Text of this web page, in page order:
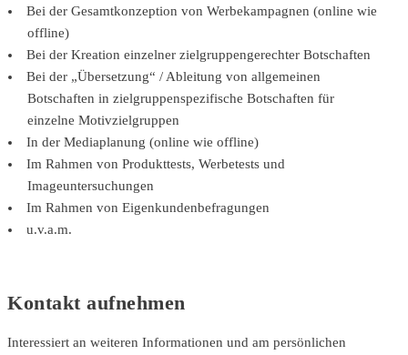
Bei der Gesamtkonzeption von Werbekampagnen (online wie
offline)
Bei der Kreation einzelner zielgruppengerechter Botschaften
Bei der „Übersetzung“ / Ableitung von allgemeinen
Botschaften in zielgruppenspezifische Botschaften für
einzelne Motivzielgruppen
In der Mediaplanung (online wie offline)
Im Rahmen von Produkttests, Werbetests und
Imageuntersuchungen
Im Rahmen von Eigenkundenbefragungen
u.v.a.m.
Kontakt aufnehmen
Interessiert an weiteren Informationen und am persönlichen